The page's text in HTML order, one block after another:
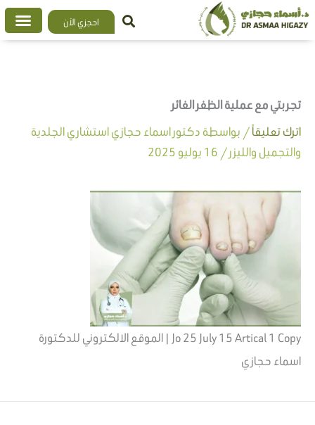
تخطي
إلى
احجزي الآن
تجربتي مع عملية الظفر الغائر
اترك تعليقاً/ بواسطة دكتور اسماء حجازي استشاري الجلدية
والتجميل والليزر/ 16 يوليو 2025
Jo 25 July 15 Artical 1 Copy | الموقع الالكتروني للدكتورة
اسماء حجازي